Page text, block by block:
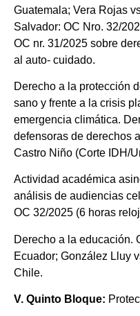
Guatemala; Vera Rojas
Salvador: OC Nro. 32/
OC nr. 31/2025 sobre
al auto- cuidado.
Derecho a la protección
sano y frente a la crisis
emergencia climática.
defensoras de derechos
Castro Niño (Corte IDH/
Actividad académica
análisis de audiencias
OC 32/2025 (6 horas
Derecho a la educación.
Ecuador; González Lluy
Chile.
V. Quinto Bloque: